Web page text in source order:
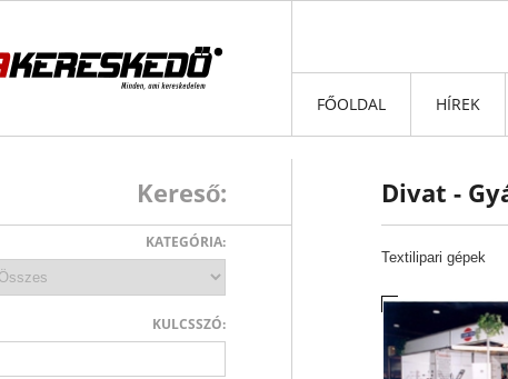
FŐOLDAL HÍREK
Divat -
Textilipari gépek
Kereső:
KATEGÓRIA:
KULCSSZÓ: